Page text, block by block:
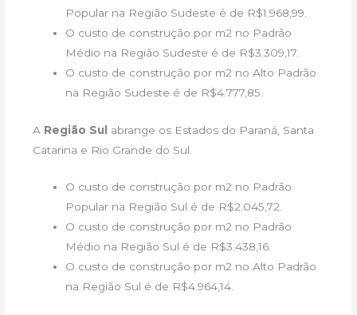
Popular na Região Sudeste é de R$1.968,99.
O custo de construção por m2 no Padrão
Médio na Região Sudeste é de R$3.309,17.
O custo de construção por m2 no Alto Padrão
na Região Sudeste é de R$4.777,85.
A Região Sul abrange os Estados do Paraná, Santa
Catarina e Rio Grande do Sul.
O custo de construção por m2 no Padrão
Popular na Região Sul é de R$2.045,72.
O custo de construção por m2 no Padrão
Médio na Região Sul é de R$3.438,16.
O custo de construção por m2 no Alto Padrão
na Região Sul é de R$4.964,14.